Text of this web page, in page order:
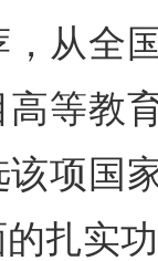
，从全
高等教
该项国
扎实功